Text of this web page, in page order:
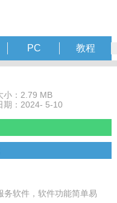
PC 教程
小：2.79 MB
期：2024- 5-10
务软件，软件功能简单易